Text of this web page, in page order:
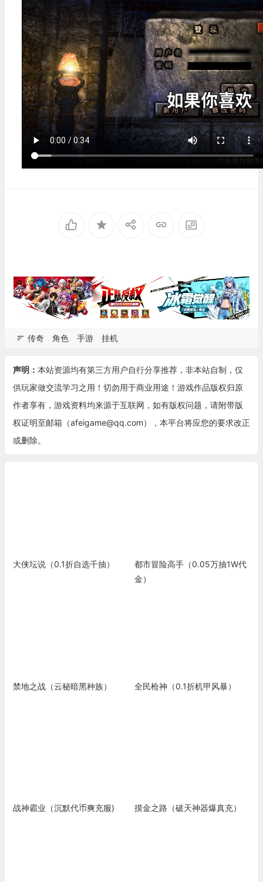
传奇 角色 手游 挂机
声明： 本站资源均有第三方用户自行分享推荐，非本站自制，仅
供玩家做交流学习之用！切勿用于商业用途！游戏作品版权归原
作者享有，游戏资料均来源于互联网，如有版权问题，请附带版
权证明至邮箱（afeigame@qq.com），本平台将应您的要求改正
或删除。
大侠坛说（0.1折自选千抽）
都市冒险高手（0.05万抽1W代
金）
禁地之战（云秘暗黑种族） 全民枪神（0.1折机甲风暴）
战神霸业（沉默代币爽充服) 摸金之路（破天神器爆真充）